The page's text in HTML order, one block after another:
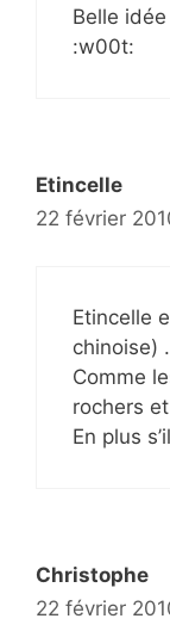
Belle
:w00t:
Etincelle
22 février
Etincelle
chinoise)
Comme
rochers
En plus
Christophe
22 février